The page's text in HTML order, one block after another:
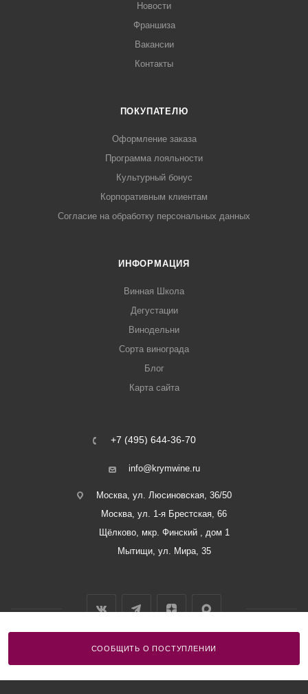
СООБЩИТЬ О ПОСТУПЛЕНИИ
Новости
Франшиза
Вакансии
Контакты
ПОКУПАТЕЛЮ
Оформление заказа
Программа лояльности
Культурный бонус
Корпоративным клиентам
Согласие на обработку персональных данных
ИНФОРМАЦИЯ
Винная Школа
Дегустации
Винодельни
Сорта винограда
Блог
Карта сайта
+7 (495) 644-36-70
info@krymwine.ru
Москва, ул. Люсиновская, 36/50
Москва, ул. 1-я Брестская, 66
Щёлково, мкр. Финский , дом 1
Мытищи, ул. Мира, 35